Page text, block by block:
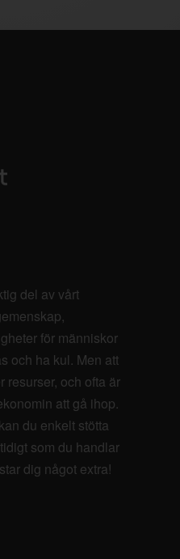
del av vårt
för människor
och ha kul. Men att
resurser, och ofta är
att gå ihop.
du enkelt stötta
som du handlar
dig något extra!